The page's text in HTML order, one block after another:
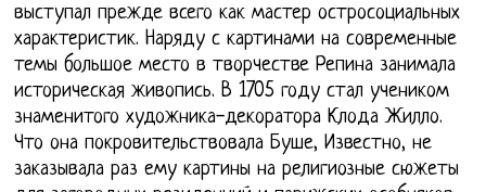
выступал прежде всего как мастер остросоциальных
характеристик. Наряду с картинами на современные
темы большое место в творчестве Репина занимала
историческая живопись. В 1705 году стал учеником
знаменитого художника-декоратора Клода Жилло.
Что она покровительствовала Буше, Известно, не
заказывала раз ему картины на религиозные сюжеты